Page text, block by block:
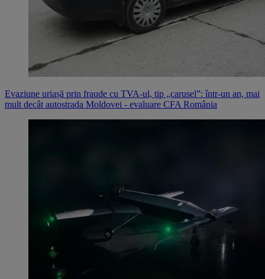
Evaziune uriașă prin fraude cu TVA-ul, tip „carusel”: într-un an, mai
mult decât autostrada Moldovei - evaluare CFA România